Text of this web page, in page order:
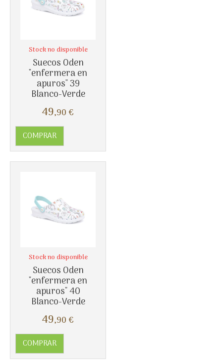
Suecos Oden
"enfermera en
apuros" 39
Blanco-Verde
49,90 €
Stock no disponible
COMPRAR
Suecos Oden
"enfermera en
apuros" 40
Blanco-Verde
49,90 €
Stock no disponible
COMPRAR
Más info
Más info